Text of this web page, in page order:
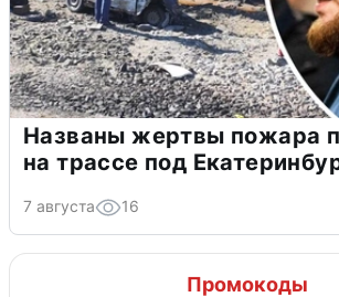
Названы жертвы пожара
на трассе под
7 августа 16
Промокоды